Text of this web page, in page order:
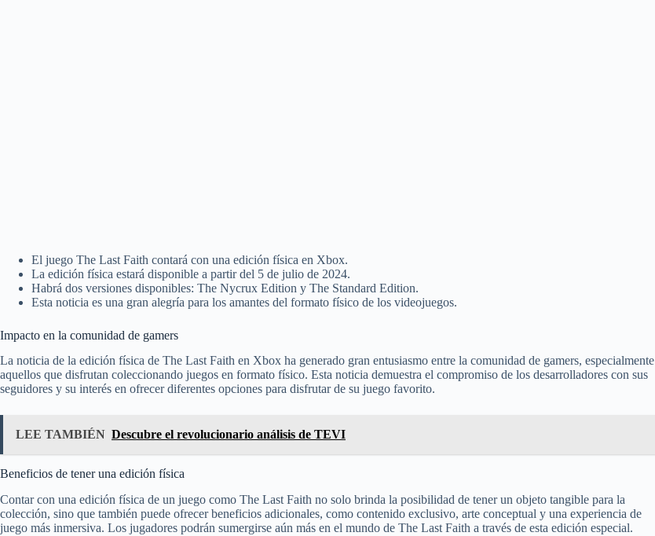
El juego The Last Faith contará con una edición física en Xbox.
La edición física estará disponible a partir del 5 de julio de 2024.
Habrá dos versiones disponibles: The Nycrux Edition y The Standard Edition.
Esta noticia es una gran alegría para los amantes del formato físico de los videojuegos.
Impacto en la comunidad de gamers
La noticia de la edición física de The Last Faith en Xbox ha generado gran entusiasmo entre la comunidad de gamers, especialmente
aquellos que disfrutan coleccionando juegos en formato físico. Esta noticia demuestra el compromiso de los desarrolladores con sus
seguidores y su interés en ofrecer diferentes opciones para disfrutar de su juego favorito.
LEE TAMBIÉN Descubre el revolucionario análisis de TEVI
Beneficios de tener una edición física
Contar con una edición física de un juego como The Last Faith no solo brinda la posibilidad de tener un objeto tangible para la
colección, sino que también puede ofrecer beneficios adicionales, como contenido exclusivo, arte conceptual y una experiencia de
juego más inmersiva. Los jugadores podrán sumergirse aún más en el mundo de The Last Faith a través de esta edición especial.